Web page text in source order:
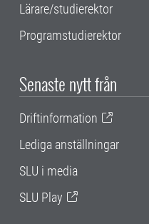
Lärare/studierektor
Programstudierektor
Senaste nytt från
Driftinformation
Lediga anställningar
SLU i media
SLU Play